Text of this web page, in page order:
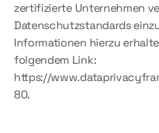
zertifizierte Unternehmen
Datenschutzstandards
Informationen hierzu
folgendem Link:
https://
80.